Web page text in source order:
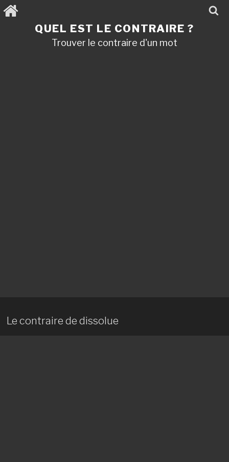
Aller
au
QUEL EST LE CONTRAIRE ?
Trouver le contraire d'un mot
Le contraire de dissolue